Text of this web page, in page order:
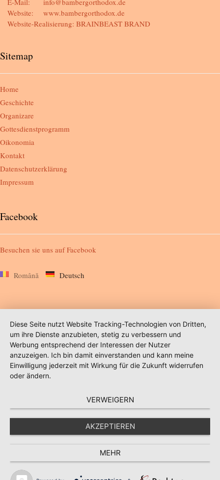
Diese Seite nutzt Website Tracking-Technologien von Dritten,
um ihre Dienste anzubieten, stetig zu verbessern und
Werbung entsprechend der Interessen der Nutzer
anzuzeigen. Ich bin damit einverstanden und kann meine
Einwilligung jederzeit mit Wirkung für die Zukunft widerrufen
oder ändern.
VERWEIGERN
AKZEPTIEREN
MEHR
Website:
www.bambergorthodox.de
Website-Realisierung: BRAINBEAST BRAND
Sitemap
Home
Geschichte
Organizare
Gottesdienstprogramm
Oikonomia
Kontakt
Datenschutzerklärung
Impressum
Facebook
Besuchen sie uns aufFacebook
Română Deutsch